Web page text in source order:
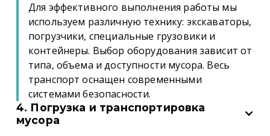
Для эффективного выполнения работы мы
используем различную технику: экскаваторы,
погрузчики, специальные грузовики и
контейнеры. Выбор оборудования зависит от
типа, объема и доступности мусора. Весь
транспорт оснащен современными
системами безопасности.
4. Погрузка и транспортировка
мусора